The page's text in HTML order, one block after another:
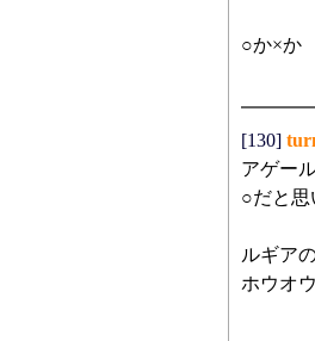
○か×か
[130]
アゲー
○だと思
ルギア
ホウオ